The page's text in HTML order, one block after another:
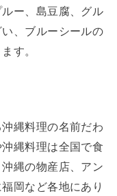
ー、島豆腐、グル
、ブルーシールの
す。
縄料理の名前だわ
縄料理は全国で食
縄の物産店、アン
岡など各地にあり